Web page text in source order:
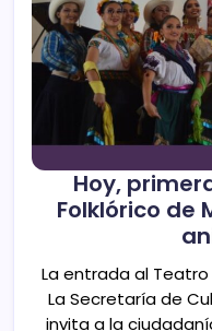
Hoy,
Folklórico de
La entrada al
La Secretaría de
invita a la